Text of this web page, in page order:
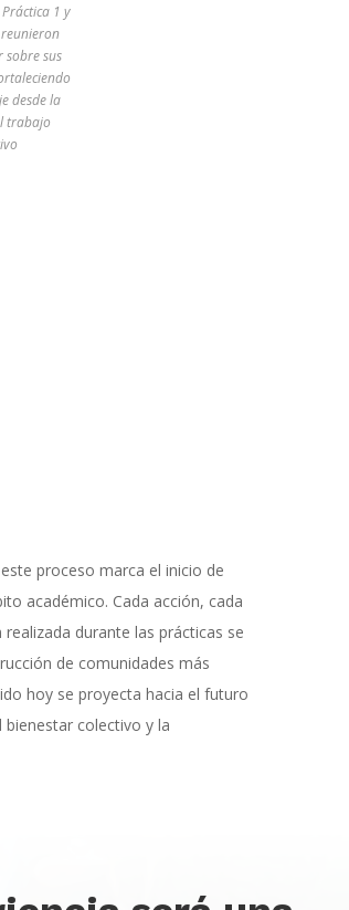
1 y
sus
desde la
trabajo
proceso marca el inicio de
académico. Cada acción, cada
durante las prácticas se
de comunidades más
hoy se proyecta hacia el futuro
colectivo y la